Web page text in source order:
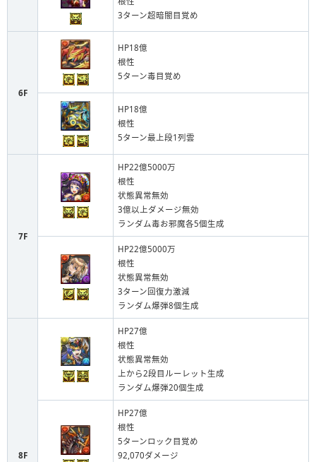
3ターン超暗闇目覚め
6F
HP18億
根性
5ターン毒目覚め
HP18億
根性
5ターン最上段1列雲
7F
HP22億5000万
根性
状態異常無効
3億以上ダメージ無効
ランダム毒お邪魔各5個生成
HP22億5000万
根性
状態異常無効
3ターン回復力激減
ランダム爆弾8個生成
8F
HP27億
根性
状態異常無効
上から2段目ルーレット生成
ランダム爆弾20個生成
HP27億
根性
5ターンロック目覚め
92,070ダメージ